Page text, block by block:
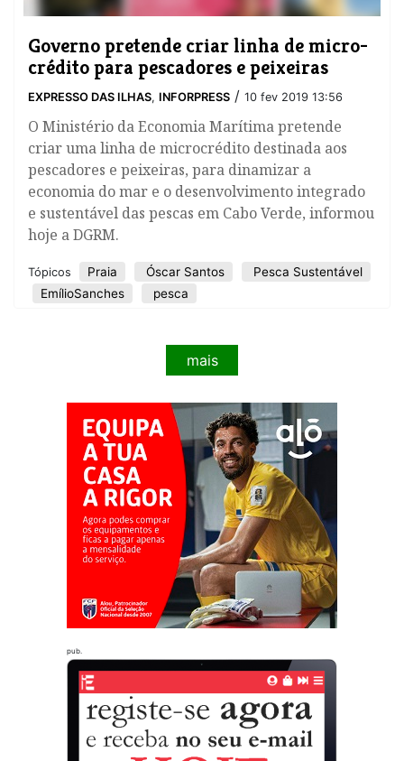
​Governo pretende criar linha de micro-
crédito para pescadores e peixeiras
EXPRESSO DAS ILHAS, INFORPRESS / 10 fev 2019 13:56
O Ministério da Economia Marítima pretende
criar uma linha de microcrédito destinada aos
pescadores e peixeiras, para dinamizar a
economia do mar e o desenvolvimento integrado
e sustentável das pescas em Cabo Verde, informou
hoje a DGRM.
Tópicos Praia Óscar Santos
Pesca Sustentável
EmílioSanches
pesca
mais
pub.